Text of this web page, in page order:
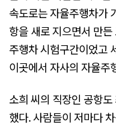
속도로는 자율주행차가
항을 새로 지으면서 만
주행차 시험구간이었고
이곳에서 자사의 자율주
소희 씨의 직장인 공항
했다. 사람들이 저마다